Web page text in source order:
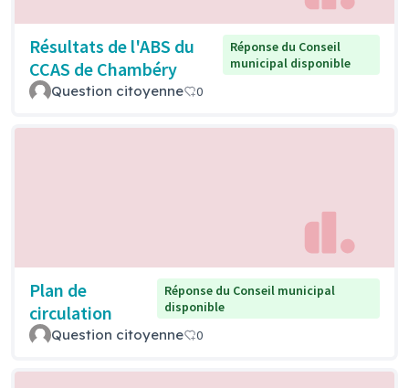
Résultats de l'ABS du
CCAS de Chambéry
Réponse du Conseil
municipal disponible
Question citoyenne 0
Plan de
circulation
Réponse du Conseil municipal
disponible
Question citoyenne 0